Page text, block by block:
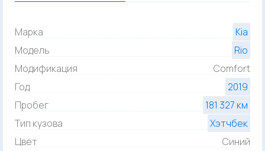
Марка
Kia
Модель
Rio
Модификация
Comfort
Год
2019
Пробег
181 327 км
Тип кузова
Хэтчбек
Цвет
Синий